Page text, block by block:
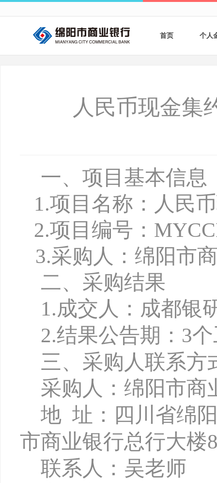
首页 个人
银
人民币现金集
一、项目基本信息
1.项目名称：人民
2.项目编号：
3.采购人：绵阳市
二、采购结果
1.成交人 ： 成都银
2.结果公告期： 3
三、采购人联系方
采购人：绵阳市商
地 址：四川省绵
市商业银行总行大楼
联系人：吴老师